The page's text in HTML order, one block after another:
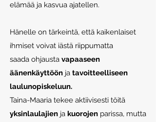
elämää ja kasvua ajatellen.
Hänelle on tärkeintä, että kaikenlaiset
ihmiset voivat iästä riippumatta
saada ohjausta vapaaseen
äänenkäyttöön ja tavoitteelliseen
laulunopiskeluun.
Taina-Maaria tekee aktiivisesti töitä
yksinlaulajien ja kuorojen parissa, mutta